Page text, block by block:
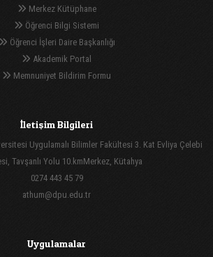
Merkez Kütüphane
Öğrenci Bilgi Sistemi
Öğrenci İşleri Daire Başkanlığı
Akademik Portal
Memnuniyet Bildirim Formu
İletişim Bilgileri
Uygulamalı Bilimler Fakültesi 3. Kat Evliya Çelebi
Tavşanlı Yolu 10.kmMerkez, Kütahya
0274 443 45 79
athum@dpu.edu.tr
Uygulamalar